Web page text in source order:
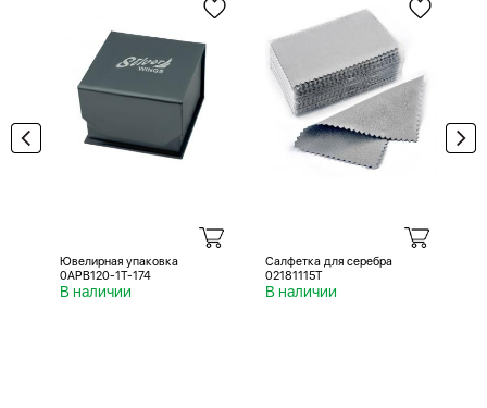
Ювелирная упаковка
0APB120-1T-174
В наличии
Салфетка для серебра
02181115T
В наличии